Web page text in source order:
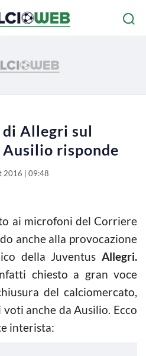
di Allegri sul
risponde
2016 | 09:48
ai microfoni del Corriere
anche alla provocazione
della Juventus Allegri.
chiesto a gran voce
del calciomercato,
anche da Ausilio. Ecco
interista: